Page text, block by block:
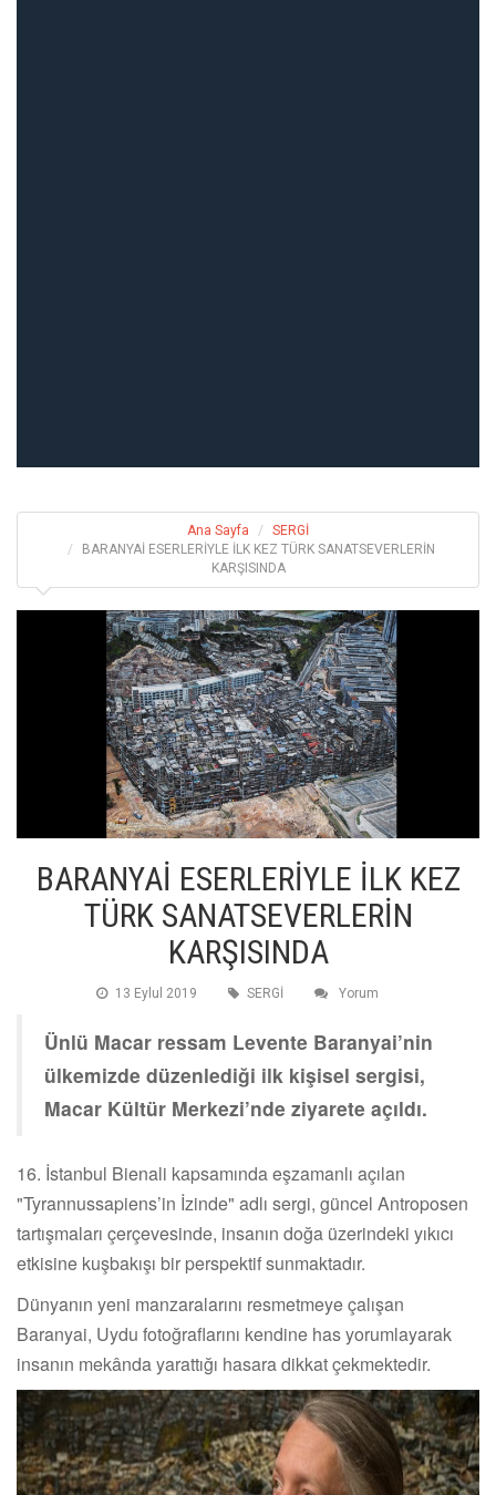
Ana Sayfa
SERGİ
BARANYAİ ESERLERİYLE İLK KEZ TÜRK SANATSEVERLERİN
KARŞISINDA
BARANYAİ ESERLERİYLE İLK KEZ
TÜRK SANATSEVERLERİN
KARŞISINDA
13 Eylul 2019 SERGİ Yorum
Ünlü Macar ressam Levente Baranyai’nin
ülkemizde düzenlediği ilk kişisel sergisi,
Macar Kültür Merkezi’nde ziyarete açıldı.
16. İstanbul Bienali kapsamında eşzamanlı açılan
"Tyrannussapiens’in İzinde" adlı sergi, güncel Antroposen
tartışmaları çerçevesinde, insanın doğa üzerindeki yıkıcı
etkisine kuşbakışı bir perspektif sunmaktadır.
Dünyanın yeni manzaralarını resmetmeye çalışan
Baranyai, Uydu fotoğraflarını kendine has yorumlayarak
insanın mekânda yarattığı hasara dikkat çekmektedir.